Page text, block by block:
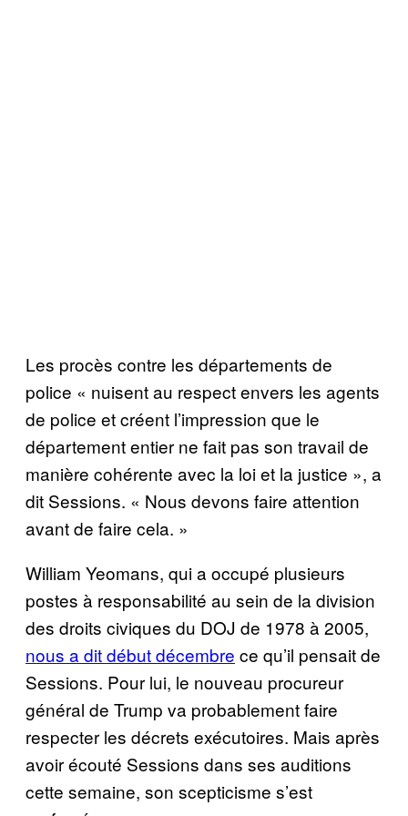
Les procès contre les départements de
police « nuisent au respect envers les agents
de police et créent l’impression que le
département entier ne fait pas son travail de
manière cohérente avec la loi et la justice », a
dit Sessions. « Nous devons faire attention
avant de faire cela. »
William Yeomans, qui a occupé plusieurs
postes à responsabilité au sein de la division
des droits civiques du DOJ de 1978 à 2005,
nous a dit début décembre ce qu’il pensait de
Sessions. Pour lui, le nouveau procureur
général de Trump va probablement faire
respecter les décrets exécutoires. Mais après
avoir écouté Sessions dans ses auditions
cette semaine, son scepticisme s’est